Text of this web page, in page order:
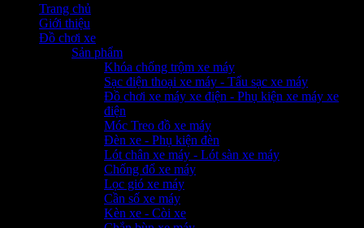
Trang chủ
Giới thiệu
Đồ chơi xe
Sản phẩm
Khóa chống trộm xe máy
Sạc điện thoại xe máy - Tẩu sạc xe máy
Đồ chơi xe máy xe điện - Phụ kiện xe máy xe
điện
Móc Treo đồ xe máy
Đèn xe - Phụ kiện đèn
Lót chân xe máy - Lót sàn xe máy
Chống đổ xe máy
Lọc gió xe máy
Cần số xe máy
Kèn xe - Còi xe